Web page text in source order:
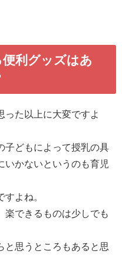
利グッズはあ
った以上に大変ですよ
子どもによって授乳の具
いかないというのも育児
よね。
楽できるものは少しでも
と思うところもあると思